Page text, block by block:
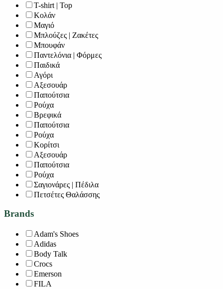
T-shirt | Top
Κολάν
Μαγιό
Μπλούζες | Ζακέτες
Μπουφάν
Παντελόνια | Φόρμες
Παιδικά
Αγόρι
Αξεσουάρ
Παπούτσια
Ρούχα
Βρεφικά
Παπούτσια
Ρούχα
Κορίτσι
Αξεσουάρ
Παπούτσια
Ρούχα
Σαγιονάρες | Πέδιλα
Πετσέτες Θαλάσσης
Brands
Adam's Shoes
Adidas
Body Talk
Crocs
Emerson
FILA